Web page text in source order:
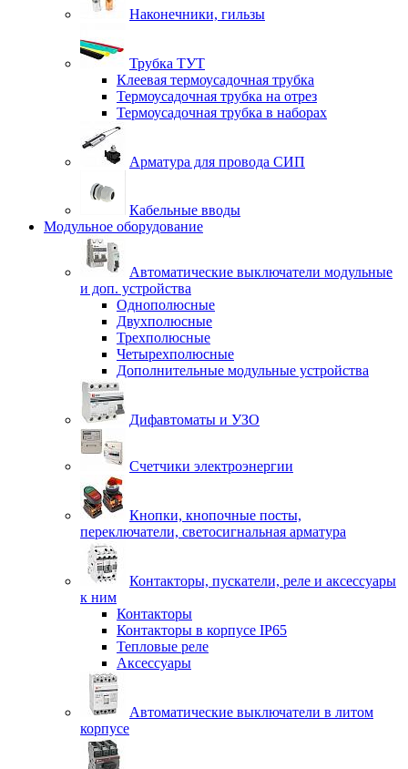
Наконечники, гильзы
Трубка ТУТ
Клеевая термоусадочная трубка
Термоусадочная трубка на отрез
Термоусадочная трубка в наборах
Арматура для провода СИП
Кабельные вводы
Модульное оборудование
Автоматические выключатели модульные
и доп. устройства
Однополюсные
Двухполюсные
Трехполюсные
Четырехполюсные
Дополнительные модульные устройства
Дифавтоматы и УЗО
Счетчики электроэнергии
Кнопки, кнопочные посты,
переключатели, светосигнальная арматура
Контакторы, пускатели, реле и аксессуары
к ним
Контакторы
Контакторы в корпусе IP65
Тепловые реле
Аксессуары
Автоматические выключатели в литом
корпусе